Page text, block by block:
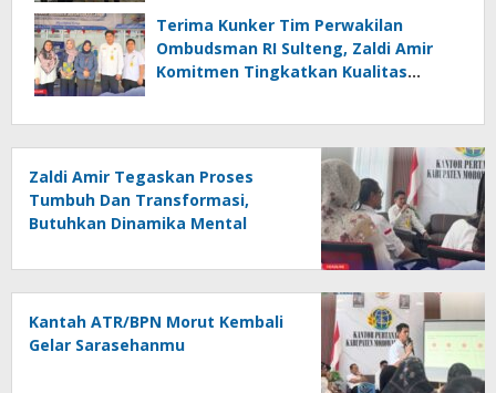
Terima Kunker Tim Perwakilan
Ombudsman RI Sulteng, Zaldi Amir
Komitmen Tingkatkan Kualitas
Zaldi Amir Tegaskan Proses
Tumbuh Dan Transformasi,
Butuhkan Dinamika Mental
Kantah ATR/BPN Morut Kembali
Gelar Sarasehanmu